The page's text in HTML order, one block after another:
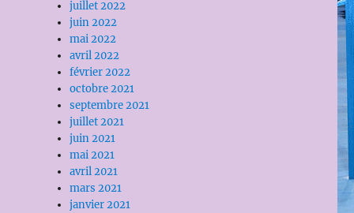
juillet 2022
juin 2022
mai 2022
avril 2022
février 2022
octobre 2021
septembre 2021
juillet 2021
juin 2021
mai 2021
avril 2021
mars 2021
janvier 2021